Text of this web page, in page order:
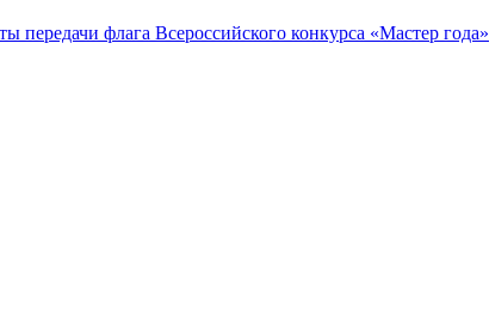
передачи флага Всероссийского конкурса «Мастер года»